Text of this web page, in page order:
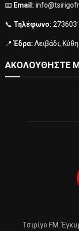
📧 Email:
📞 Τηλέφωνο:
📍Έδρα: Λειβάδι,
ΑΚΟΛΟΥΘΗΣΤΕ
Τσιρίγο FM.